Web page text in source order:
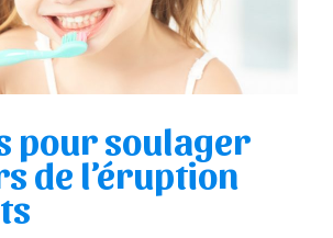
pour soulager
de l’éruption